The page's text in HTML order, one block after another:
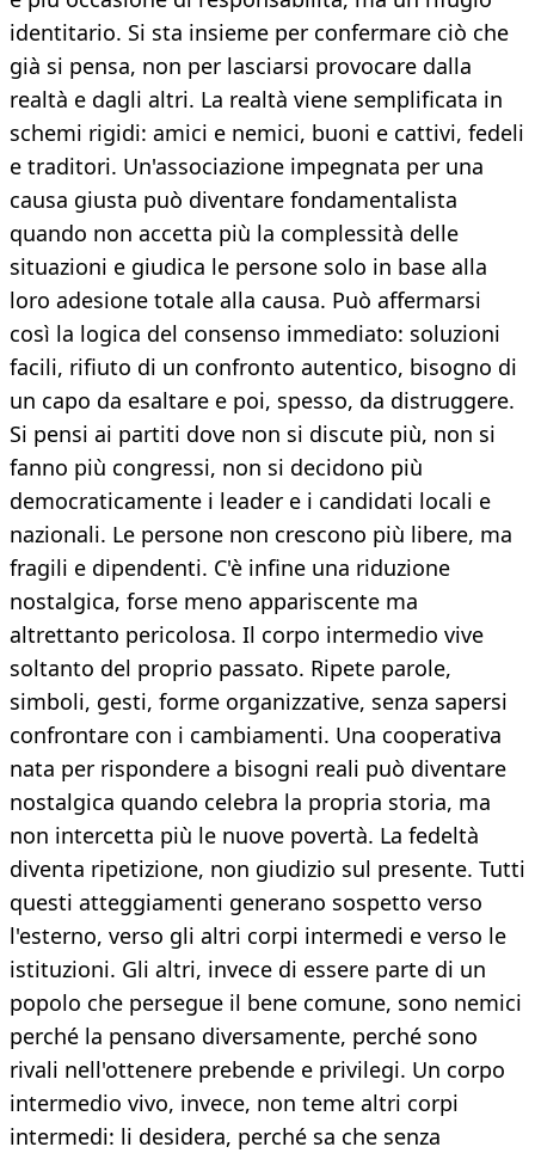
identitario. Si sta insieme per confermare ciò che
già si pensa, non per lasciarsi provocare dalla
realtà e dagli altri. La realtà viene semplificata in
schemi rigidi: amici e nemici, buoni e cattivi, fedeli
e traditori. Un'associazione impegnata per una
causa giusta può diventare fondamentalista
quando non accetta più la complessità delle
situazioni e giudica le persone solo in base alla
loro adesione totale alla causa. Può affermarsi
così la logica del consenso immediato: soluzioni
facili, rifiuto di un confronto autentico, bisogno di
un capo da esaltare e poi, spesso, da distruggere.
Si pensi ai partiti dove non si discute più, non si
fanno più congressi, non si decidono più
democraticamente i leader e i candidati locali e
nazionali. Le persone non crescono più libere, ma
fragili e dipendenti. C'è infine una riduzione
nostalgica, forse meno appariscente ma
altrettanto pericolosa. Il corpo intermedio vive
soltanto del proprio passato. Ripete parole,
simboli, gesti, forme organizzative, senza sapersi
confrontare con i cambiamenti. Una cooperativa
nata per rispondere a bisogni reali può diventare
nostalgica quando celebra la propria storia, ma
non intercetta più le nuove povertà. La fedeltà
diventa ripetizione, non giudizio sul presente. Tutti
questi atteggiamenti generano sospetto verso
l'esterno, verso gli altri corpi intermedi e verso le
istituzioni. Gli altri, invece di essere parte di un
popolo che persegue il bene comune, sono nemici
perché la pensano diversamente, perché sono
rivali nell'ottenere prebende e privilegi. Un corpo
intermedio vivo, invece, non teme altri corpi
intermedi: li desidera, perché sa che senza